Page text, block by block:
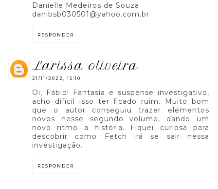
Danielle Medeiros de Souza
danibsb030501@yahoo.com.br
RESPONDER
larissa oliveira
21/11/2022, 15:10
Oi, Fábio! Fantasia e suspense investigativo,
acho difícil isso ter ficado ruim. Muito bom
que o autor conseguiu trazer elementos
novos nesse segundo volume, dando um
novo ritmo a história. Fiquei curiosa para
descobrir como Fetch irá se sair nessa
investigação.
RESPONDER